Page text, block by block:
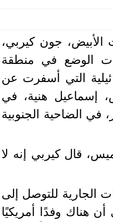
الأبيض، جون كيربي،
الوضع في منطقة
التي أسفرت عن
إسماعيل هنية، في
في الضاحية الجنوبية
قال كيربي إنه لا
الجارية للتوصل إلى
هناك وفدًا أمريكيًا